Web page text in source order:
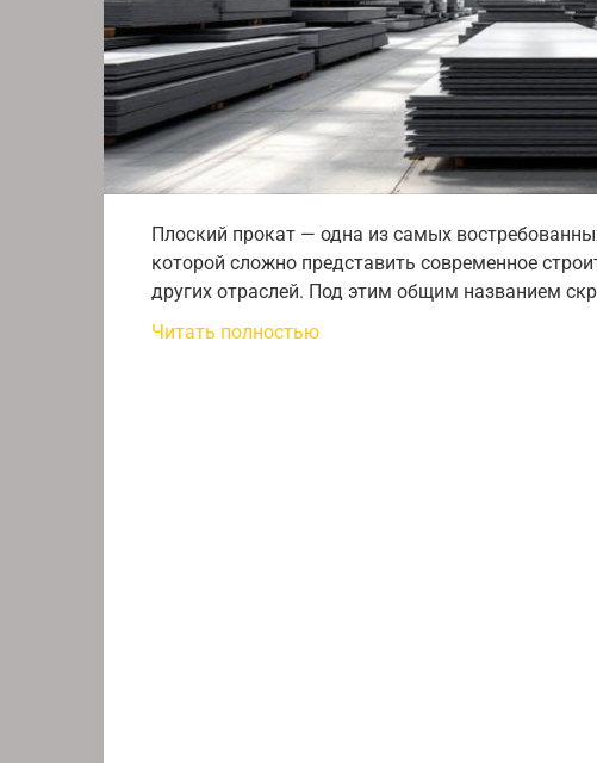
Плоский прокат — одна из самых
которой сложно представить современное
других отраслей. Под этим общим названием
Читать полностью